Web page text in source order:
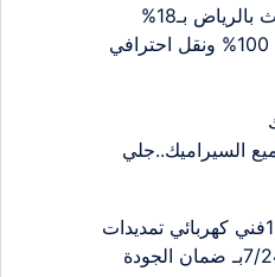
شركة تنظيف ونقل اثاث بالرياض بـ18%
لخدمات تنظيف شامل 100% ونقل احترافي
السيراميك..جلي
تأسيس كهرباء..افضل11فني كهربائي تمديدات